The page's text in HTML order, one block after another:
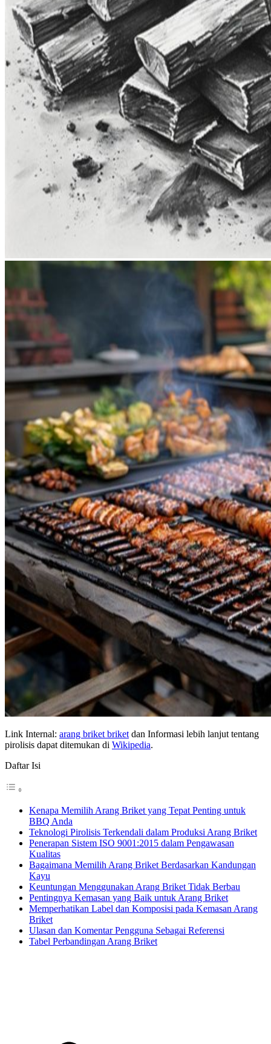
Link Internal: arang briket briket dan Informasi lebih lanjut tentang
pirolisis dapat ditemukan di Wikipedia.
Daftar Isi
Kenapa Memilih Arang Briket yang Tepat Penting untuk
BBQ Anda
Teknologi Pirolisis Terkendali dalam Produksi Arang Briket
Penerapan Sistem ISO 9001:2015 dalam Pengawasan
Kualitas
Bagaimana Memilih Arang Briket Berdasarkan Kandungan
Kayu
Keuntungan Menggunakan Arang Briket Tidak Berbau
Pentingnya Kemasan yang Baik untuk Arang Briket
Memperhatikan Label dan Komposisi pada Kemasan Arang
Briket
Ulasan dan Komentar Pengguna Sebagai Referensi
Tabel Perbandingan Arang Briket